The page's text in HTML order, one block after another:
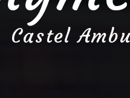
Castel